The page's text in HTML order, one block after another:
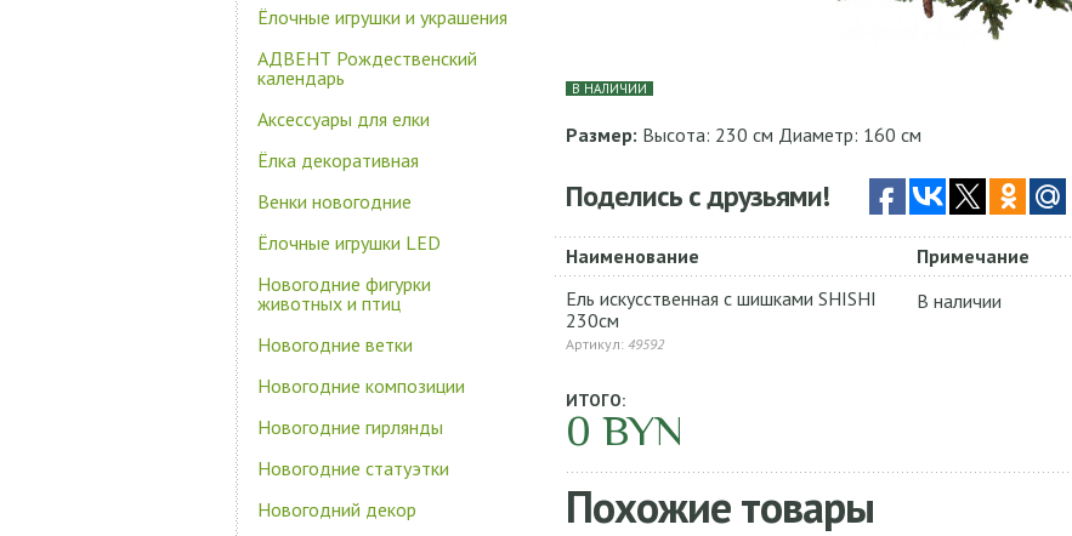
Ёлочные игрушки и украшения
АДВЕНТ Рождественский
календарь
Аксессуары для елки
Ёлка декоративная
Венки новогодние
Ёлочные игрушки LED
Новогодние фигурки
животных и птиц
Новогодние ветки
Новогодние композиции
Новогодние гирлянды
Новогодние статуэтки
Новогодний декор
В НАЛИЧИИ
Размер: Высота: 230 см Диаметр: 160 см
Поделись с друзьями!
Наименование Примечание
Ель искусственная с шишками SHISHI
230см
Артикул:49592
В наличии
ИТОГО:
0BYN
Похожие товары